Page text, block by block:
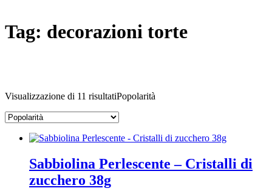
Tag: decorazioni torte
Visualizzazione di 11 risultatiPopolarità
Sabbiolina Perlescente – Cristalli di
zucchero 38g